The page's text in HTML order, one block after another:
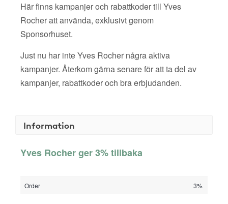
Här finns kampanjer och rabattkoder till Yves
Rocher att använda, exklusivt genom
Sponsorhuset.
Just nu har inte Yves Rocher några aktiva
kampanjer. Återkom gärna senare för att ta del av
kampanjer, rabattkoder och bra erbjudanden.
Information
Yves Rocher ger 3% tillbaka
Order 3%